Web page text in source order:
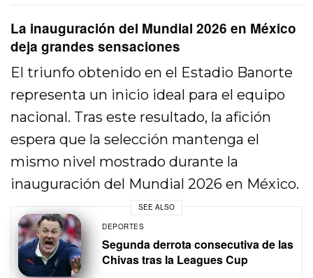
La inauguración del Mundial 2026 en México
deja grandes sensaciones
El triunfo obtenido en el Estadio Banorte
representa un inicio ideal para el equipo
nacional. Tras este resultado, la afición
espera que la selección mantenga el
mismo nivel mostrado durante la
inauguración del Mundial 2026 en México.
SEE ALSO
DEPORTES
Segunda derrota consecutiva de las
Chivas tras la Leagues Cup